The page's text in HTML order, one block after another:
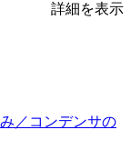
詳細を表示